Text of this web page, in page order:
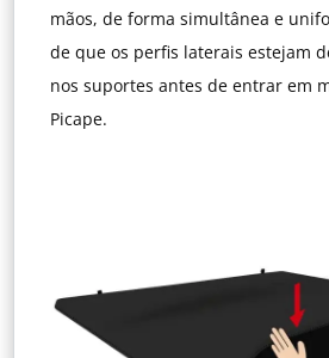
mãos, de forma simultânea e
de que os perfis laterais estejam
nos suportes antes de entrar em
Picape.